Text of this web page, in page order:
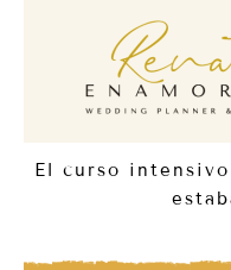
El curso